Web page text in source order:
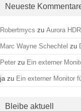
Neueste
Robertmycs zu Aurora
Marc Wayne Schechtel zu
Peter zu Ein externer
ja zu Ein externer Monitor
Bleibe aktuell